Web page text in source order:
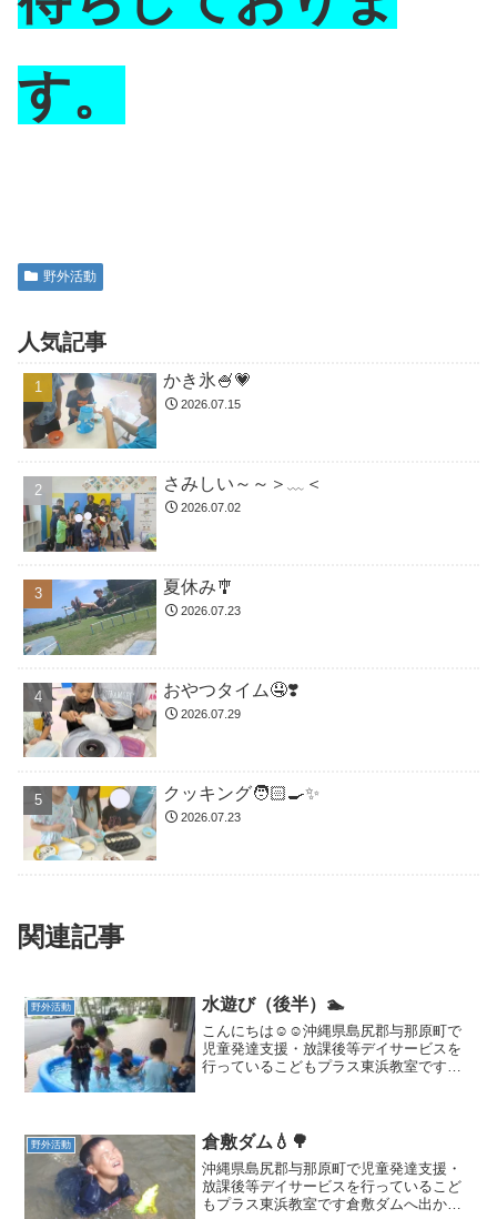
す。
野外活動
人気記事
かき氷🍧💗
2026.07.15
さみしい～～＞﹏＜
2026.07.02
夏休み🎐
2026.07.23
おやつタイム🤤❣️
2026.07.29
クッキング🧑🏻‍🍳✨
2026.07.23
関連記事
野外活動 水遊び（後半）🏊
こんにちは☺️☺️沖縄県島尻郡与那原町で
児童発達支援・放課後等デイサービスを
行っているこどもプラス東浜教室です。
もご利用いただけます...
野外活動 倉敷ダム💧🌳
沖縄県島尻郡与那原町で児童発達支援・
放課後等デイサービスを行っているこど
もプラス東浜教室です倉敷ダムへ出かけ